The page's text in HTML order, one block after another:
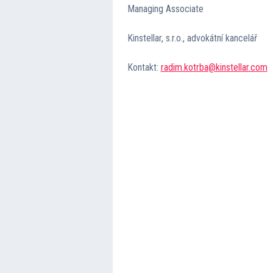
Managing Associate
Kinstellar, s.r.o., advokátní kancelář
Kontakt: radim.kotrba@kinstellar.com